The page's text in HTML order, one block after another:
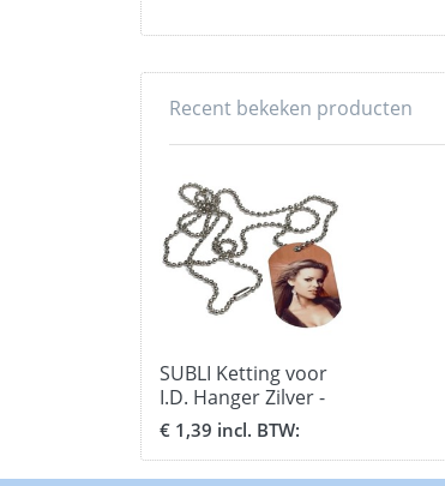
Recent bekeken producten
SUBLI Ketting voor
I.D. Hanger Zilver -
lengte 75 cm.
€ 1,39 incl. BTW: